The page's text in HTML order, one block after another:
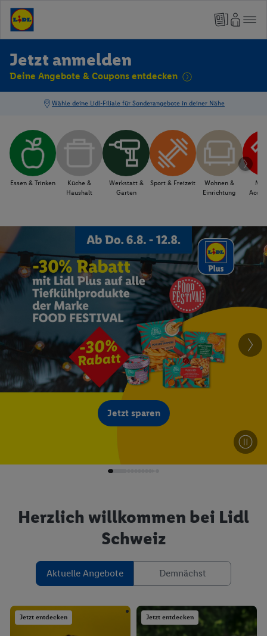
Jetzt anmelden
Deine Angebote & Coupons entdecken
Essen & Trinken
Küche &
Haushalt
Werkstatt &
Garten
Sport & Freizeit
Wohnen &
Einrichtung
Jetzt sparen
Herzlich willkommen bei Lidl
Schweiz
Aktuelle Angebote Demnächst
Jetzt entdecken Jetzt entdecken